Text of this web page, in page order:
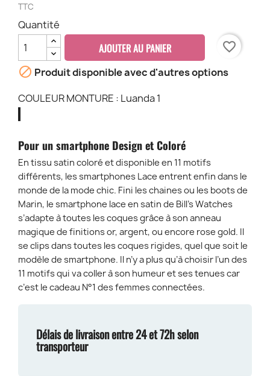
TTC
Quantité
AJOUTER AU PANIER favorite_border
 Produit disponible avec d'autres options
COULEUR MONTURE : Luanda 1
Pour un smartphone Design et Coloré
En tissu satin coloré et disponible en 11 motifs
différents, les smartphones Lace entrent enfin dans le
monde de la mode chic. Fini les chaines ou les boots de
Marin, le smartphone lace en satin de Bill’s Watches
s’adapte à toutes les coques grâce à son anneau
magique de finitions or, argent, ou encore rose gold. Il
se clips dans toutes les coques rigides, quel que soit le
modèle de smartphone. Il n’y a plus qu’à choisir l’un des
11 motifs qui va coller à son humeur et ses tenues car
c’est le cadeau N°1 des femmes connectées.
Délais de livraison entre 24 et 72h selon
transporteur